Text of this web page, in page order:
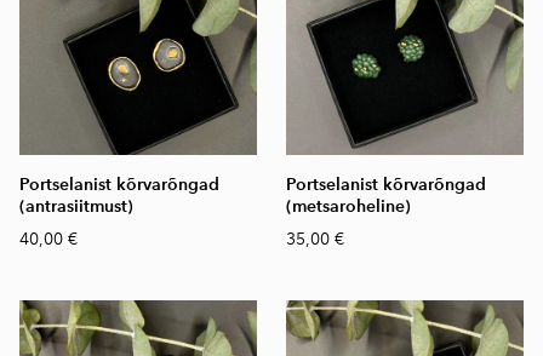
Portselanist kõrvarõngad
(antrasiitmust)
40,00 €
Portselanist kõrvarõngad
(metsaroheline)
35,00 €